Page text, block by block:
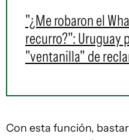
"¿Me robaron el
recurro?": Uruguay
"ventanilla" de
Con esta función,